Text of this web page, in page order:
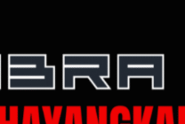
dan Ketentuan